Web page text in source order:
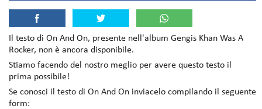
Il testo di On And On, presente nell'album Gengis Khan Was A
Rocker, non è ancora disponibile.
Stiamo facendo del nostro meglio per avere questo testo il
prima possibile!
Se conosci il testo di On And On inviacelo compilando il seguente
form: